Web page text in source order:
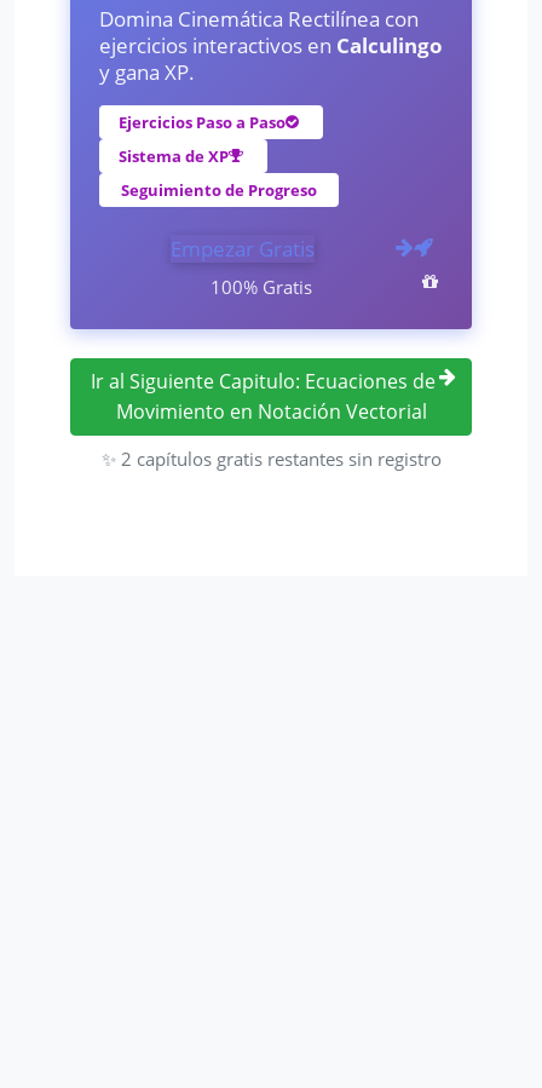
Domina Cinemática Rectilínea con
ejercicios interactivos en Calculingo
y gana XP.
Ejercicios Paso a Paso
Sistema de XP
Seguimiento de Progreso
Empezar Gratis
100% Gratis
Ir al Siguiente Capitulo: Ecuaciones de
Movimiento en Notación Vectorial
✨ 2 capítulos gratis restantes sin registro